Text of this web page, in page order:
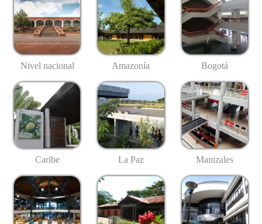
Nivel nacional Amazonía Bogotá
Caribe La Paz Manizales